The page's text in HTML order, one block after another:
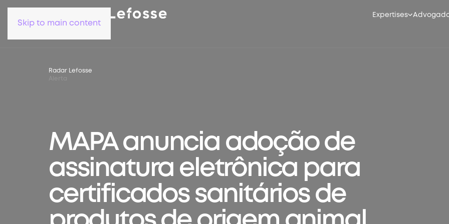
Skip to main content
Expertises
Radar Lefosse
MAPA anuncia adoção de
assinatura eletrônica para
certificados sanitários de